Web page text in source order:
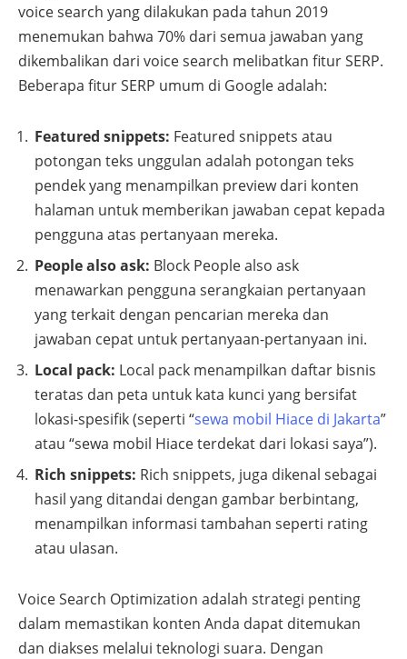
voice search yang dilakukan pada tahun 2019
menemukan bahwa 70% dari semua jawaban yang
dikembalikan dari voice search melibatkan fitur SERP.
Beberapa fitur SERP umum di Google adalah:
Featured snippets: Featured snippets atau
potongan teks unggulan adalah potongan teks
pendek yang menampilkan preview dari konten
halaman untuk memberikan jawaban cepat kepada
pengguna atas pertanyaan mereka.
People also ask: Block People also ask
menawarkan pengguna serangkaian pertanyaan
yang terkait dengan pencarian mereka dan
jawaban cepat untuk pertanyaan-pertanyaan ini.
Local pack: Local pack menampilkan daftar bisnis
teratas dan peta untuk kata kunci yang bersifat
lokasi-spesifik (seperti “sewa mobil Hiace di Jakarta”
atau “sewa mobil Hiace terdekat dari lokasi saya”).
Rich snippets: Rich snippets, juga dikenal sebagai
hasil yang ditandai dengan gambar berbintang,
menampilkan informasi tambahan seperti rating
atau ulasan.
Voice Search Optimization adalah strategi penting
dalam memastikan konten Anda dapat ditemukan
dan diakses melalui teknologi suara. Dengan